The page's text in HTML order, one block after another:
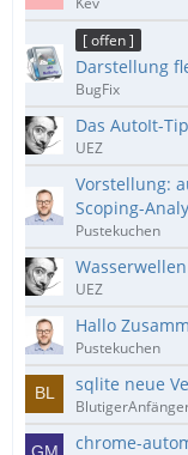
[ offen ]
Darstellung
BugFix
Das AutoIt-
UEZ
Vorstellung:
Scoping-
Pustekuchen
UEZ
Hallo
Pustekuchen
sqlite neue
chrome-